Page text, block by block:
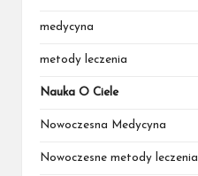
medycyna
metody leczenia
Nauka O Ciele
Nowoczesna Medycyna
Nowoczesne metody leczenia